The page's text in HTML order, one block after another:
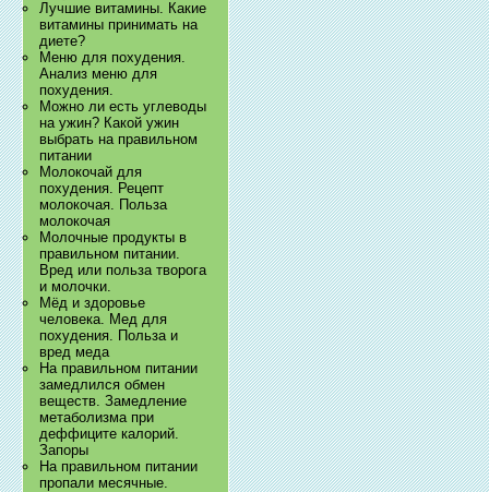
Лучшие витамины. Какие
витамины принимать на
диете?
Меню для похудения.
Анализ меню для
похудения.
Можно ли есть углеводы
на ужин? Какой ужин
выбрать на правильном
питании
Молокочай для
похудения. Рецепт
молокочая. Польза
молокочая
Молочные продукты в
правильном питании.
Вред или польза творога
и молочки.
Мёд и здоровье
человека. Мед для
похудения. Польза и
вред меда
На правильном питании
замедлился обмен
веществ. Замедление
метаболизма при
деффиците калорий.
Запоры
На правильном питании
пропали месячные.